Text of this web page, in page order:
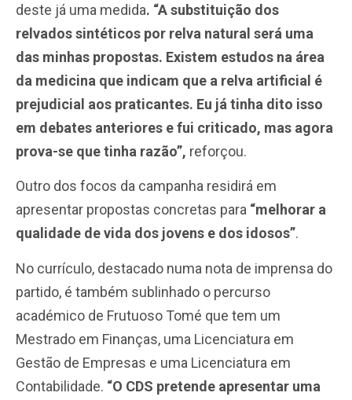
deste já uma medida. “A substituição dos
relvados sintéticos por relva natural será uma
das minhas propostas. Existem estudos na área
da medicina que indicam que a relva artificial é
prejudicial aos praticantes. Eu já tinha dito isso
em debates anteriores e fui criticado, mas agora
prova-se que tinha razão”, reforçou.
Outro dos focos da campanha residirá em
apresentar propostas concretas para “melhorar a
qualidade de vida dos jovens e dos idosos”.
No currículo, destacado numa nota de imprensa do
partido, é também sublinhado o percurso
académico de Frutuoso Tomé que tem um
Mestrado em Finanças, uma Licenciatura em
Gestão de Empresas e uma Licenciatura em
Contabilidade. “O CDS pretende apresentar uma